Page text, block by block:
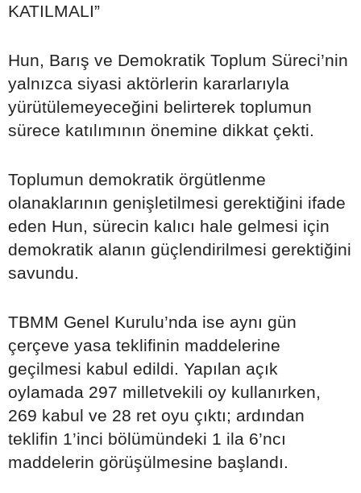
KATILMALI”
Hun, Barış ve Demokratik Toplum Süreci’nin
yalnızca siyasi aktörlerin kararlarıyla
yürütülemeyeceğini belirterek toplumun
sürece katılımının önemine dikkat çekti.
Toplumun demokratik örgütlenme
olanaklarının genişletilmesi gerektiğini ifade
eden Hun, sürecin kalıcı hale gelmesi için
demokratik alanın güçlendirilmesi gerektiğini
savundu.
TBMM Genel Kurulu’nda ise aynı gün
çerçeve yasa teklifinin maddelerine
geçilmesi kabul edildi. Yapılan açık
oylamada 297 milletvekili oy kullanırken,
269 kabul ve 28 ret oyu çıktı; ardından
teklifin 1’inci bölümündeki 1 ila 6’ncı
maddelerin görüşülmesine başlandı.